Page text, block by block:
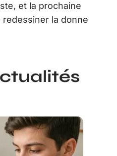
et la prochaine
la donne